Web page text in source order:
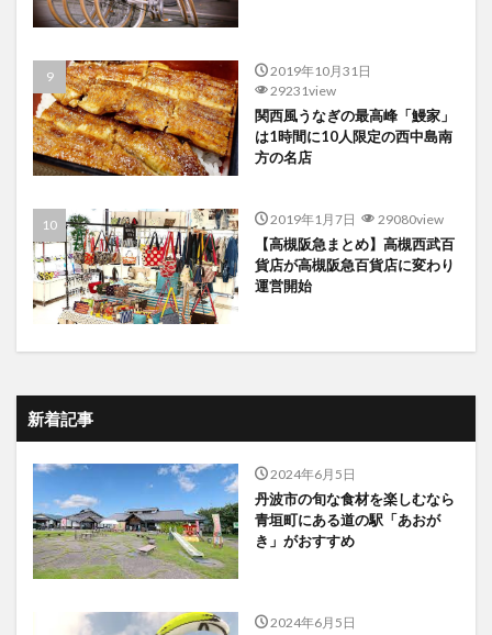
2019年10月31日
29231view
関西風うなぎの最高峰「鰻家」
は1時間に10人限定の西中島南
方の名店
2019年1月7日 29080view
【高槻阪急まとめ】高槻西武百
貨店が高槻阪急百貨店に変わり
運営開始
新着記事
2024年6月5日
丹波市の旬な食材を楽しむなら
青垣町にある道の駅「あおが
き」がおすすめ
2024年6月5日